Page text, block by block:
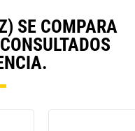
SE COMPARA